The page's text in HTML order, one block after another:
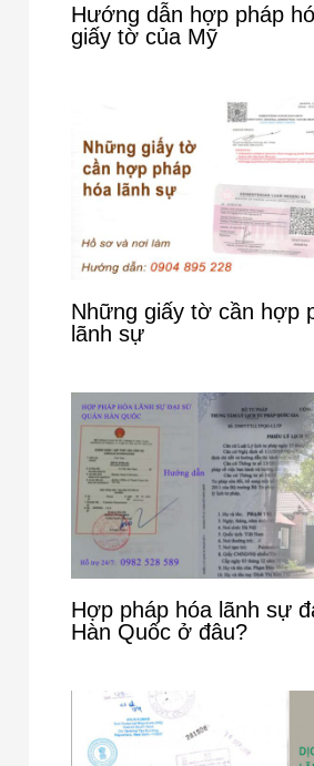
Hướng dẫn hợp pháp
giấy tờ của Mỹ
Những giấy tờ cần hợp
lãnh sự
Hợp pháp hóa lãnh sự
Hàn Quốc ở đâu?